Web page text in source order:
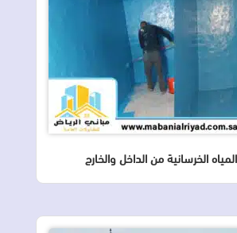
الخرسانية من الداخل والخارج